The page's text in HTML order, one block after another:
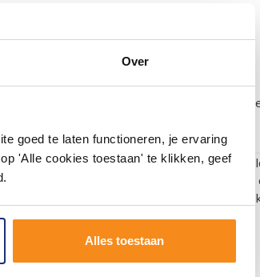
Over
goed te laten functioneren, je ervaring
'Alle cookies toestaan' te klikken, geef
Alles toestaan
tag @megadumpnl. Samen bouwen we